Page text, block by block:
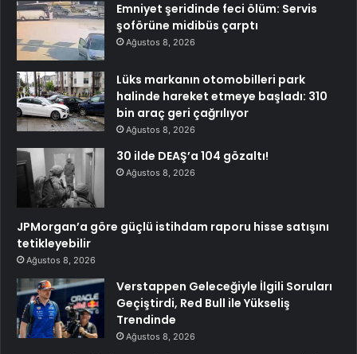
Emniyet şeridinde feci ölüm: Servis
şoförüne midibüs çarptı
Ağustos 8, 2026
Lüks markanın otomobilleri park
halinde hareket etmeye başladı: 310
bin araç geri çağrılıyor
Ağustos 8, 2026
30 ilde DEAŞ’a 104 gözaltı!
Ağustos 8, 2026
JPMorgan’a göre güçlü istihdam raporu hisse satışını
tetikleyebilir
Ağustos 8, 2026
Verstappen Geleceğiyle İlgili Soruları
Geçiştirdi, Red Bull ile Yükseliş
Trendinde
Ağustos 8, 2026